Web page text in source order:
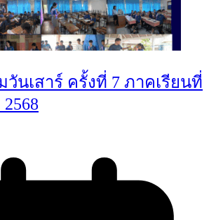
วันเสาร์ ครั้งที่ 7 ภาคเรียนที่